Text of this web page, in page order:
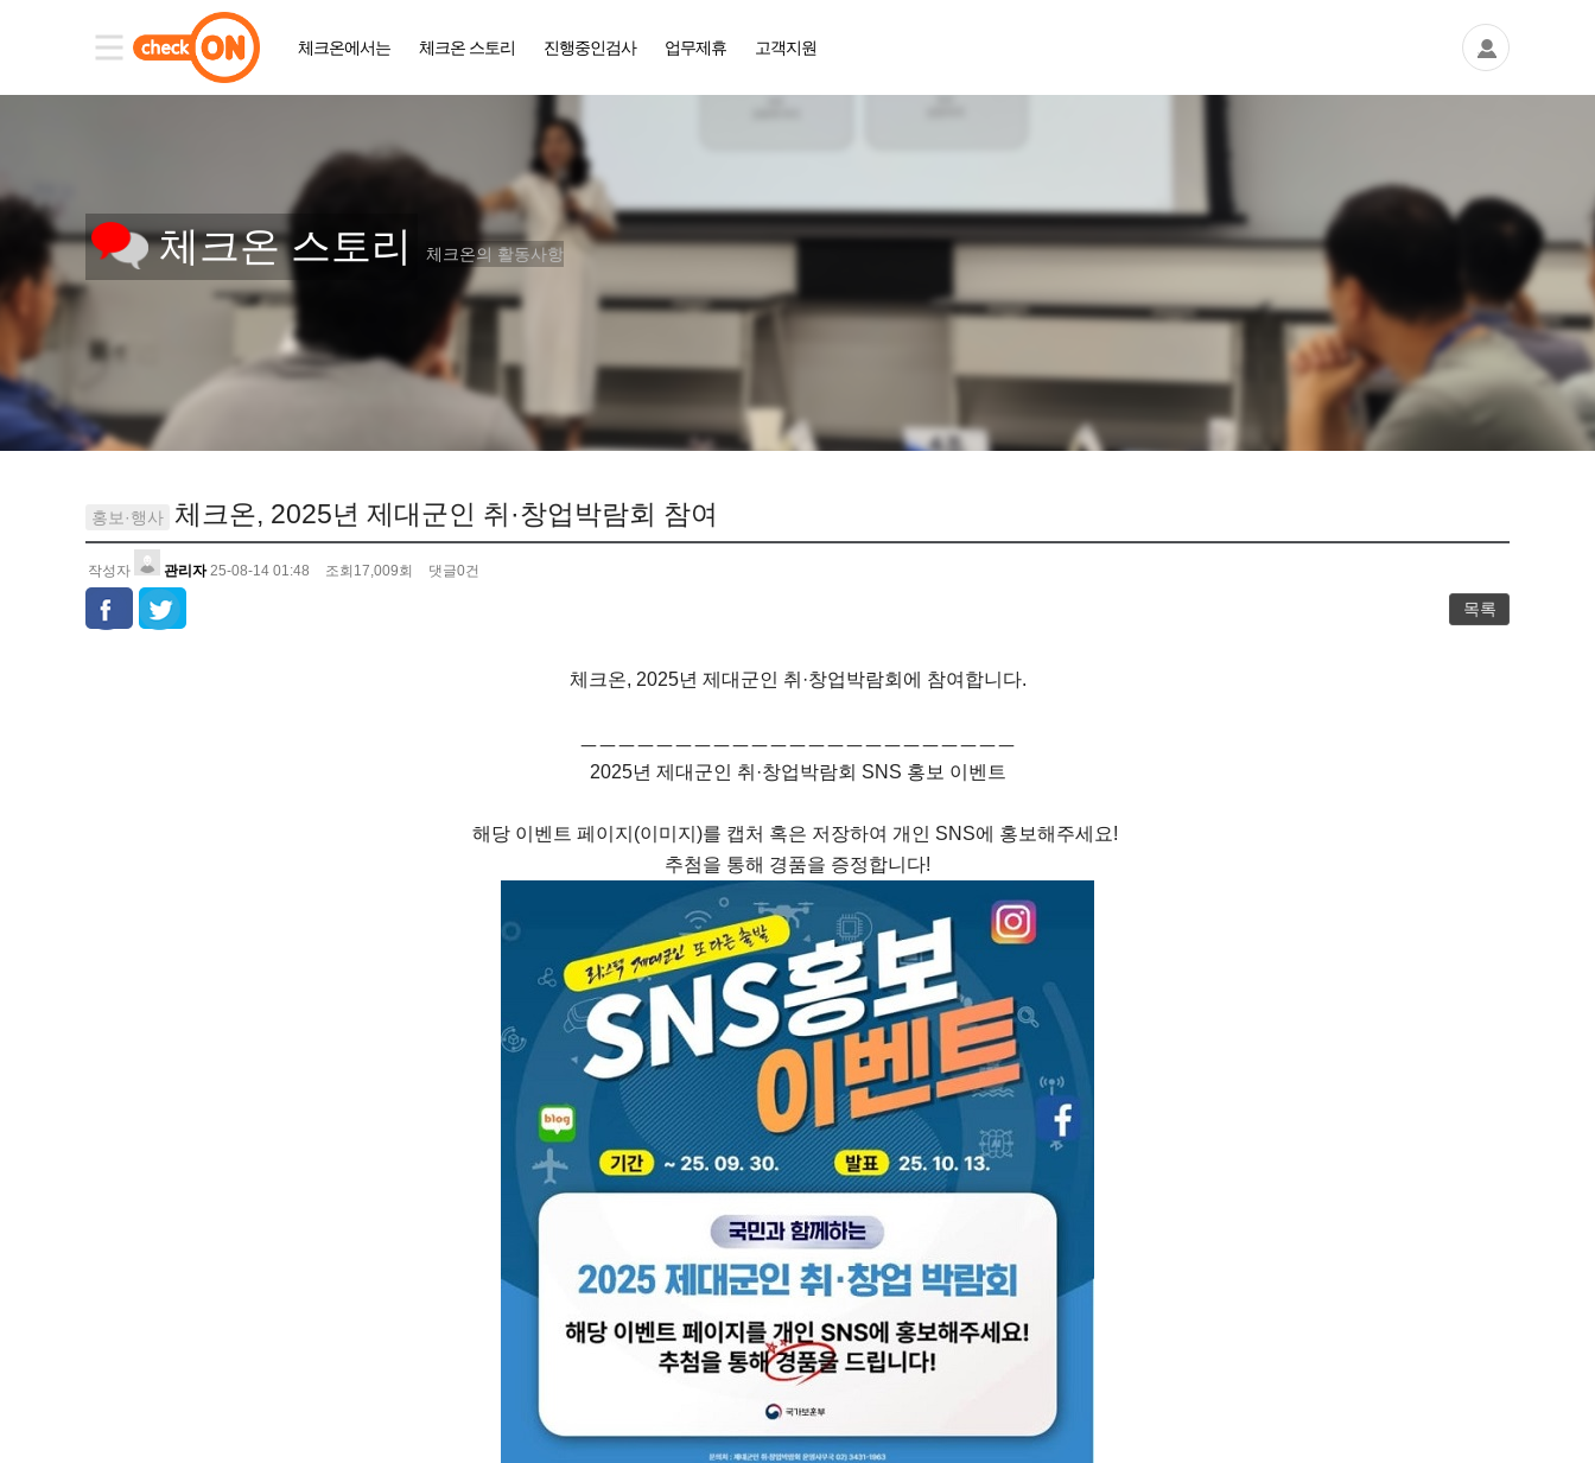
체크온에서는 체크온 스토리 진행중인검사 업무제휴 고객지원
체크온 스토리 체크온의 활동사항
홍보·행사 체크온, 2025년 제대군인 취·창업박람회 참여
작성자 관리자 25-08-14 01:48 조회 17,009회 댓글0건
목록
체크온, 2025년 제대군인 취·창업박람회에 참여합니다.
ㅡㅡㅡㅡㅡㅡㅡㅡㅡㅡㅡㅡㅡㅡㅡㅡㅡㅡㅡㅡㅡㅡㅡ
2025년 제대군인 취·창업박람회 SNS 홍보 이벤트
해당 이벤트 페이지(이미지)를 캡처 혹은 저장하여 개인 SNS에 홍보해주세요!
추첨을 통해 경품을 증정합니다!